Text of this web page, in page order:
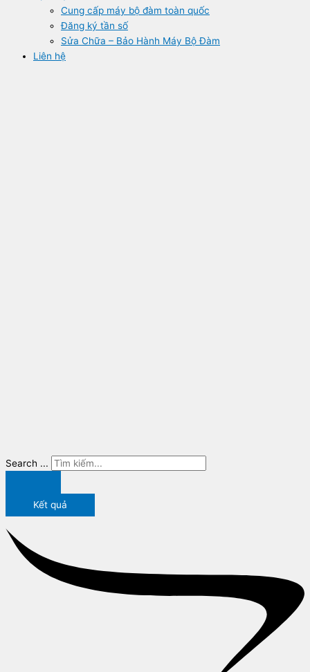
Cung cấp máy bộ đàm toàn quốc
Đăng ký tần số
Sửa Chữa – Bảo Hành Máy Bộ Đàm
Liên hệ
Search ...
Kết quả